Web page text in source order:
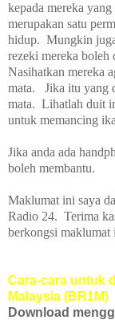
kepada mereka
merupakan satu
hidup. Mungkin
rezeki mereka boleh
Nasihatkan mereka
mata. Jika itu yang
mata. Lihatlah duit
untuk memancing
Jika anda ada
boleh membantu.
Maklumat ini saya
Radio 24. Terima
berkongsi maklumat
Cara-cara untuk
Malaysia (BR1M)
Download